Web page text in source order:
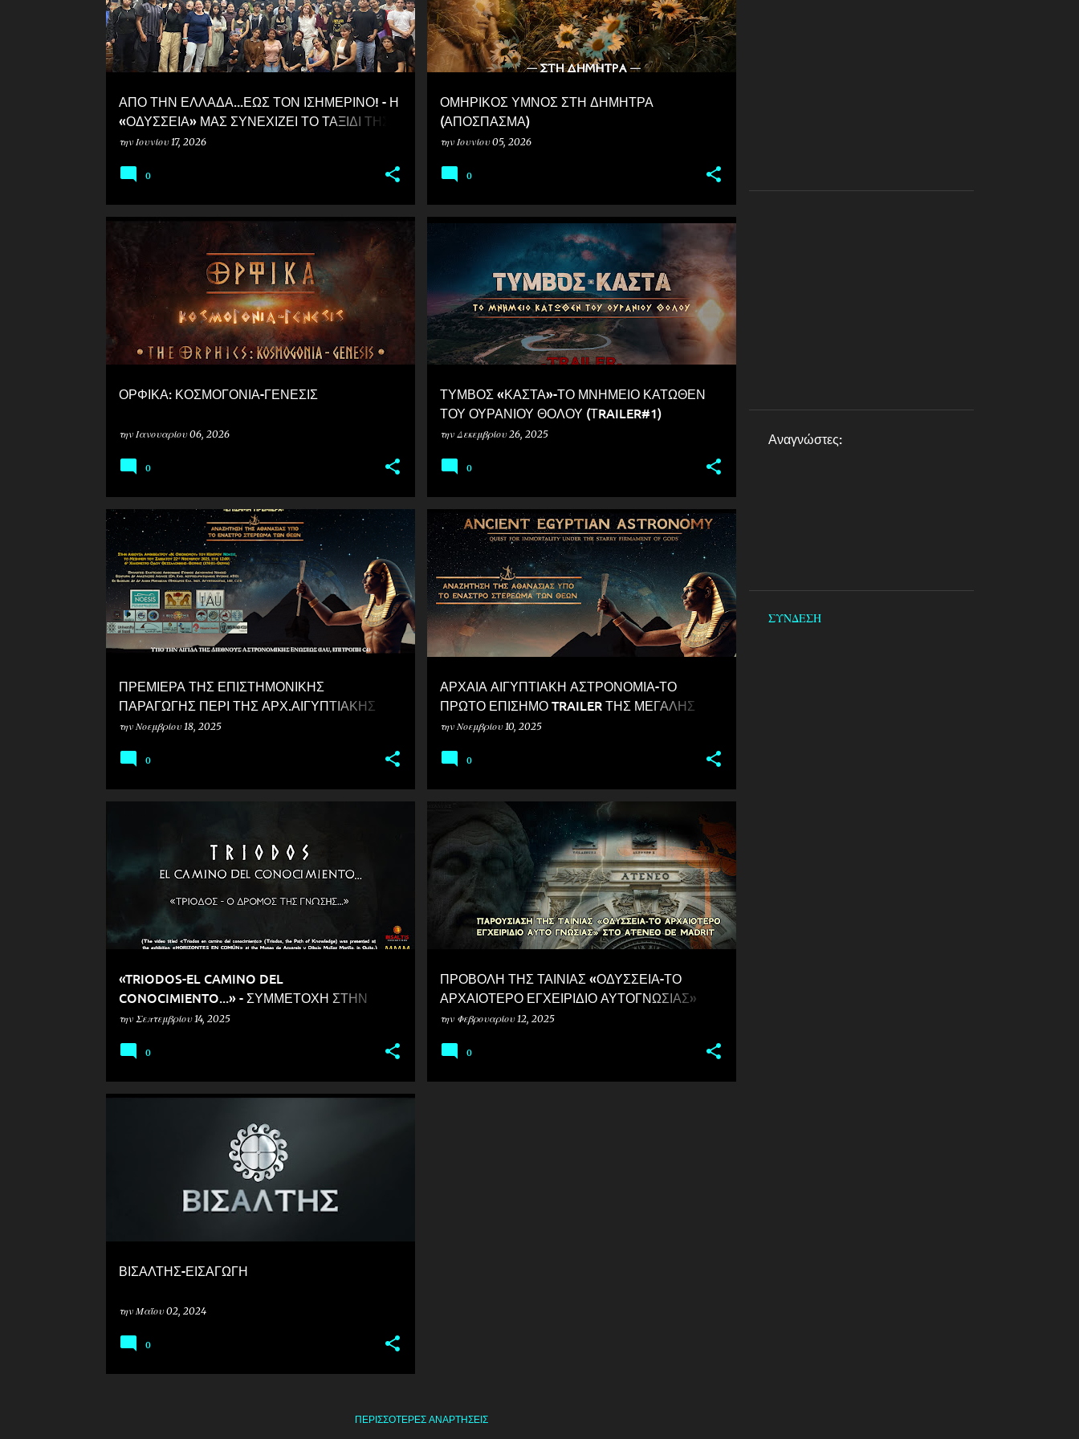
ς
ΑΠΟ ΤΗΝ ΕΛΛΑΔΑ...ΕΩΣ ΤΟΝ ΙΣΗΜΕΡΙΝΟ! - Η
«ΟΔΥΣΣΕΙΑ» ΜΑΣ ΣΥΝΕΧΙΖΕΙ ΤΟ ΤΑΞΙΔΙ ΤΗΣ
ΣΤΟΝ ΚΟΣΜΟ!
την Ιουνίου 17, 2026
0
ΟΜΗΡΙΚΟΣ ΥΜΝΟΣ ΣΤΗ ΔΗΜΗΤΡΑ
(ΑΠΟΣΠΑΣΜΑ)
την Ιουνίου 05, 2026
0
ΟΡΦΙΚΑ: ΚΟΣΜΟΓΟΝΙΑ-ΓΕΝΕΣΙΣ
την Ιανουαρίου 06, 2026
0
ΤΥΜΒΟΣ «ΚΑΣΤΑ»-ΤΟ ΜΝΗΜΕΙΟ ΚΑΤΩΘΕΝ
ΤΟΥ ΟΥΡΑΝΙΟΥ ΘΟΛΟΥ (ΤRAILER#1)
την Δεκεμβρίου 26, 2025
0
ΠΡΕΜΙΕΡΑ ΤΗΣ ΕΠΙΣΤΗΜΟΝΙΚΗΣ
ΠΑΡΑΓΩΓΗΣ ΠΕΡΙ ΤΗΣ ΑΡΧ.ΑΙΓΥΠΤΙΑΚΗΣ
ΑΣΤΡΟΝΟΜΙΑΣ
την Νοεμβρίου 18, 2025
0
ΑΡΧΑΙΑ ΑΙΓΥΠΤΙΑΚΗ ΑΣΤΡΟΝΟΜΙΑ-ΤΟ
ΠΡΩΤΟ ΕΠΙΣΗΜΟ TRAILER ΤΗΣ ΜΕΓΑΛΗΣ
ΔΙΕΘΝΟΥΣ ΕΠΙΣΤΗΜΟΝΙΚΗΣ ΠΑΡΑΓΩΓΗΣ
την Νοεμβρίου 10, 2025
0
«TRIODOS-EL CAMINO DEL
CONOCIMIENTO...» - ΣΥΜΜΕΤΟΧΗ ΣΤΗΝ
ΕΚΘΕΣΗ «HORIZONTES EN COMUN» ΣΤΟ
MARINO, ΣΤΟ ΚΙΤΟ ΤΟΥ ΕΚΟΥΑΔΟΡ
την Σεπτεμβρίου 14, 2025
0
ΠΡΟΒΟΛΗ ΤΗΣ ΤΑΙΝΙΑΣ «ΟΔΥΣΣΕΙΑ-ΤΟ
ΑΡΧΑΙΟΤΕΡΟ ΕΓΧΕΙΡΙΔΙΟ ΑΥΤΟΓΝΩΣΙΑΣ»
ΣΤΟ ATENEO DE MADRIT
την Φεβρουαρίου 12, 2025
0
ΒΙΣΑΛΤΗΣ-ΕΙΣΑΓΩΓΗ
την Μαΐου 02, 2024
0
ΠΕΡΙΣΣΌΤΕΡΕΣ ΑΝΑΡΤΉΣΕΙΣ
Αναγνώστες:
ΣΥΝΔΕΣΗ